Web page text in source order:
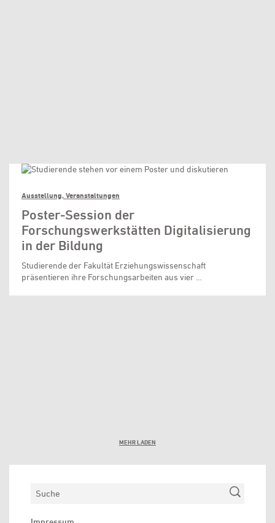
Ausstellung, Veranstaltungen
Poster-Session der
Forschungswerkstätten Digitalisierung
in der Bildung
Studierende der Fakultät Erziehungswissenschaft
präsentieren ihre Forschungsarbeiten aus vier …
MEHR LADEN
Suchen